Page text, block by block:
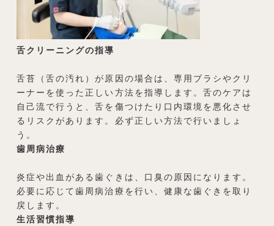
舌クリーニングの指導
舌苔（舌の汚れ）が原因の場合は、専用ブラシやクリ
ーナーを使った正しい方法を指導します。舌のケアは
自己流で行うと、舌を傷つけたり口内環境を悪化させ
るリスクがあります。必ず正しい方法で行いましょ
う。
歯周病治療
炎症や出血がある歯ぐきは、口臭の原因になります。
必要に応じて歯周病治療を行い、健康な歯ぐきを取り
戻します。
生活習慣指導